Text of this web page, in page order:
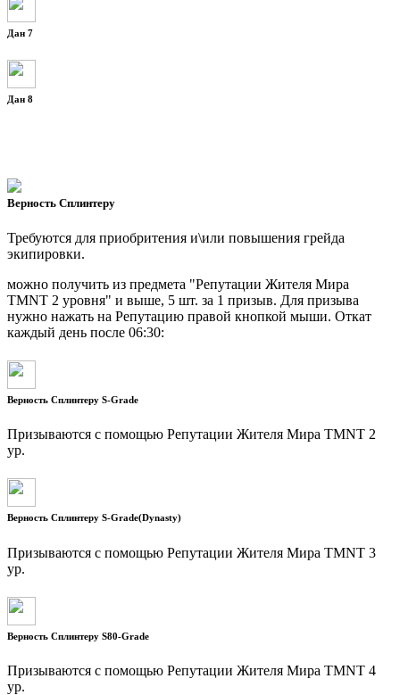
Дан 7
Дан 8
Верность Сплинтеру
Требуются для приобритения и\или повышения грейда
экипировки.
можно получить из предмета "Репутации Жителя Мира
TMNT 2 уровня" и выше, 5 шт. за 1 призыв. Для призыва
нужно нажать на Репутацию правой кнопкой мыши. Откат
каждый день после 06:30:
Верность Сплинтеру S-Grade
Призываются с помощью Репутации Жителя Мира TMNT 2
ур.
Верность Сплинтеру S-Grade(Dynasty)
Призываются с помощью Репутации Жителя Мира TMNT 3
ур.
Верность Сплинтеру S80-Gradе
Призываются с помощью Репутации Жителя Мира TMNT 4
ур.